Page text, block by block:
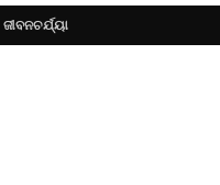
ଜୀବନଚର୍ଯ୍ୟା